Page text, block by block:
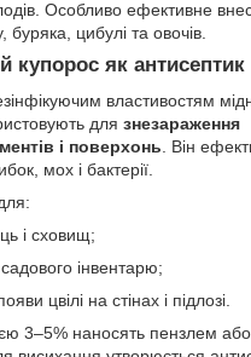
Особливо ефективне
буряка, цибулі та овочів.
купорос як антисептик
властивостям
для знезараження
і поверхонь. Він
мох і бактерії.
і сховищ;
інвентарю;
цвілі на стінах і підлозі.
3–5% наносять пензлем або